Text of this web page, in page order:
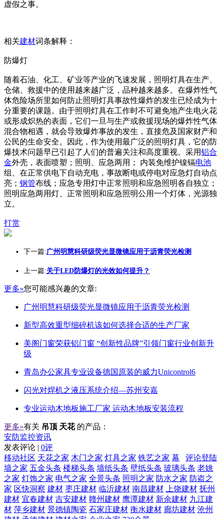
虚假之事。
相关建材词条解释：
防爆灯
随着石油、化工、矿业等产业的飞速发展，照明灯具在生产、
仓储、救援中的使用越来越广泛，品种越来越多。在爆炸性气
体危险场所里如何防止照明灯具事故性爆炸的发生已经成为十
分重要的课题。由于照明灯具在工作时不可避免地产生电火花
或形成炽热的表面，它们一旦与生产或救援现场的爆炸性气体
混合物相遇，就会导致爆炸事故的发生，直接危及国家财产和
公民的生命安全。因此，作为使用最广泛的照明灯具，它的防
爆技术问题早已引起了人们的普遍关注和高度重视。采用铝合
金外壳，表面喷塑；照明、应急两用； 内装免维护镍镉电池
组、在正常供电下自动充电，事故断电或停电对应急灯自动点
亮； 钢管布线；应急专用灯中正常照明和应急照明各自独立；
照明应急两用灯、正常照明和应急照明公用一个灯体，光源独
立。
打赏
下一篇:广州明慧科研级荧光显微镜应用于沥青荧光检测
上一篇:关于LED防爆灯的光效如何提升？
更多»您可能感兴趣的文章:
广州明慧科研级荧光显微镜应用于沥青荧光检测
新型高效重型细碎机该如何选择合适的生产厂家
美阁门窗荣获铝门窗 “创新性品牌”引领门窗行业创新升
级
青岛办公家具专业设备德国原装的威力Unicontrol6
闪光对焊机之液压系统介绍—苏州安嘉
专业运动木地板施工厂家 运动木地板安装流程
更多»有关 吊顶 天花 的产品：
安防监控资讯
发表评论 | 0评
评论登陆
移动社区 天花之家 木门之家 灯具之家 铁艺之家 幕
墙之家 五金头条 楼梯头条 墙纸头条 壁纸头条 玻璃头条 老姚
之家 灯饰之家 电气之家 全景头条 照明之家 防水之家 防盗之
家 区快洞察 建材 枣庄建材 临沂建材 南昌建材 上饶建材 抚州
建材 宜春建材 吉安建材 赣州建材 鹰潭建材 新余建材 九江建
材 萍乡建材 景德镇陶瓷 石家庄建材 衡水建材 廊坊建材 沧州